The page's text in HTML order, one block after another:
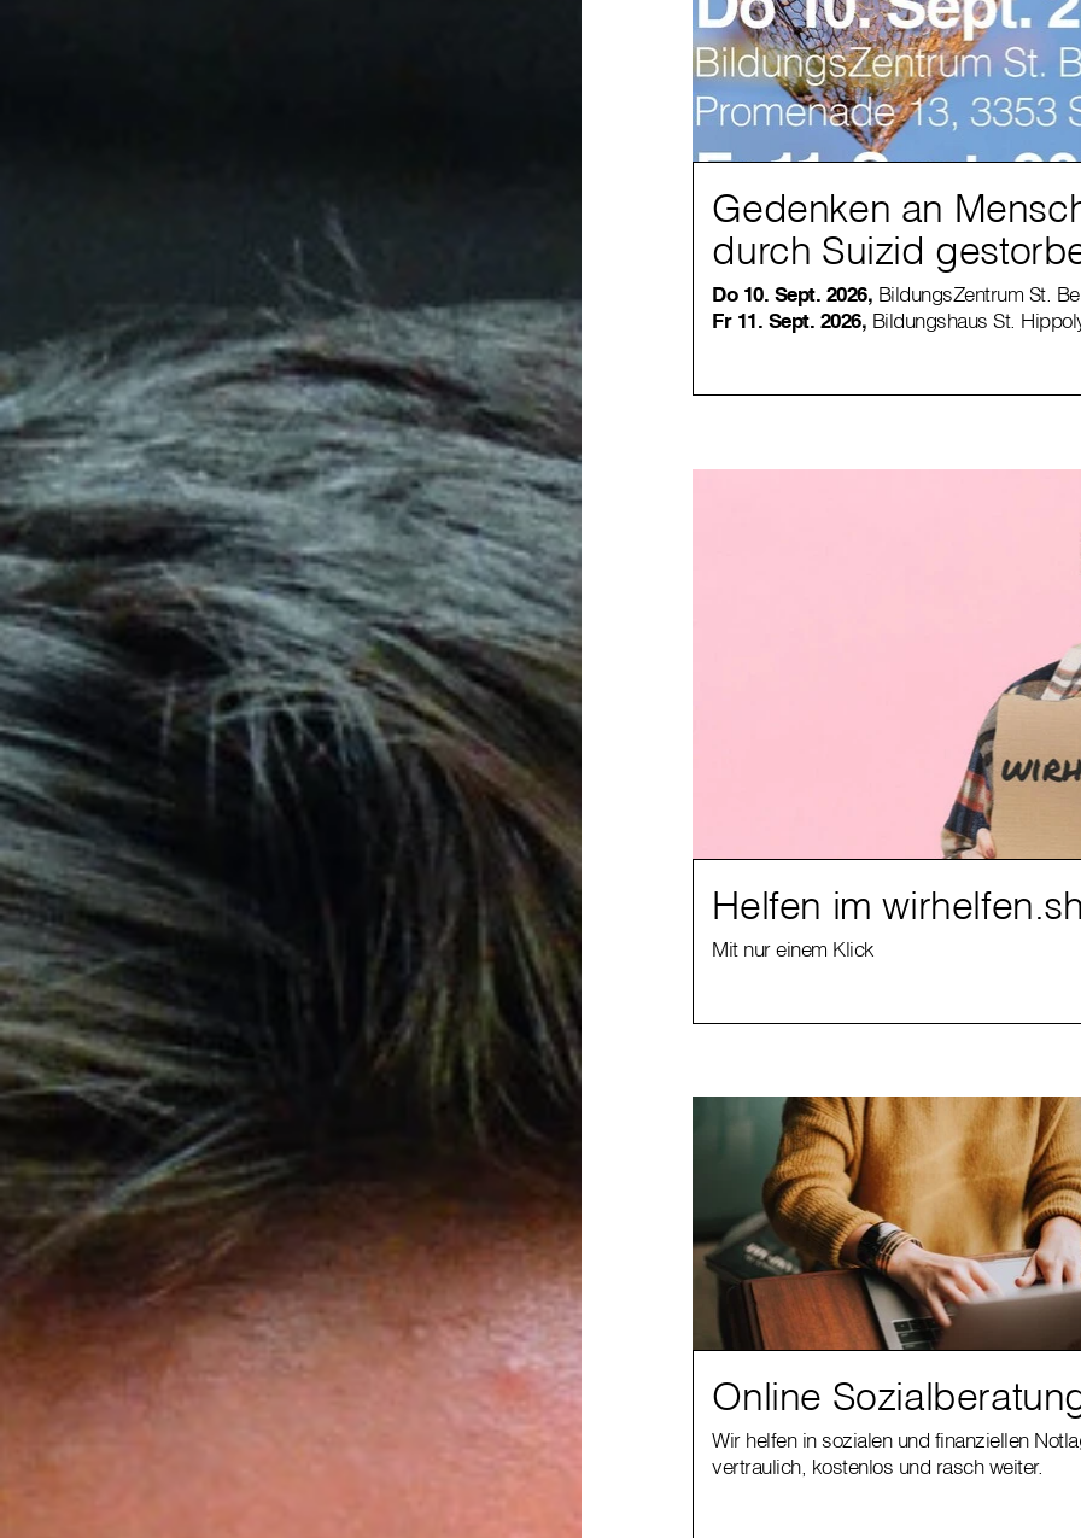
Gedenken an
durch Suizid
Do 10. Sept. 2026, BildungsZentrum St.
Fr 11. Sept. 2026, Bildungshaus St.
Helfen im
Mit nur einem Klick
Online
Wir helfen in sozialen und finanziellen
vertraulich, kostenlos und rasch weiter.